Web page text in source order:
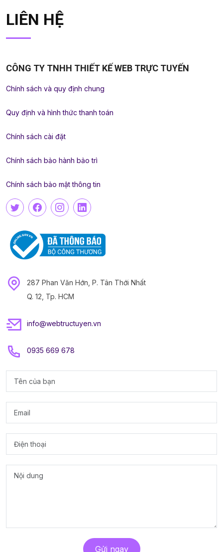
LIÊN HỆ
CÔNG TY TNHH THIẾT KẾ WEB TRỰC TUYẾN
Chính sách và quy định chung
Quy định và hình thức thanh toán
Chính sách cài đặt
Chính sách bảo hành bảo trì
Chính sách bảo mật thông tin
287 Phan Văn Hớn, P. Tân Thới Nhất
Q. 12, Tp. HCM
info@webtructuyen.vn
0935 669 678
Gửi ngay